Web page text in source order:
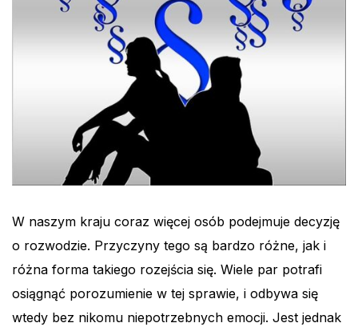
W naszym kraju coraz więcej osób podejmuje decyzję
o rozwodzie. Przyczyny tego są bardzo różne, jak i
różna forma takiego rozejścia się. Wiele par potrafi
osiągnąć porozumienie w tej sprawie, i odbywa się
wtedy bez nikomu niepotrzebnych emocji. Jest jednak